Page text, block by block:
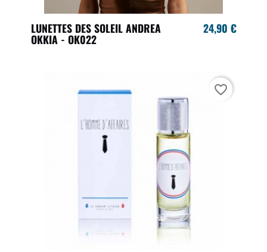
LUNETTES DES SOLEIL ANDREA
OKKIA - OK022
24,90 €
favorite_border